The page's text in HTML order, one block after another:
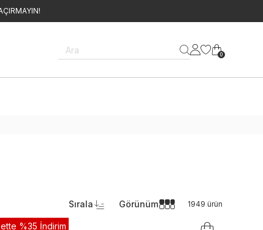
Ara 0
Sırala Görünüm 1949 ürün
%35 İndirim